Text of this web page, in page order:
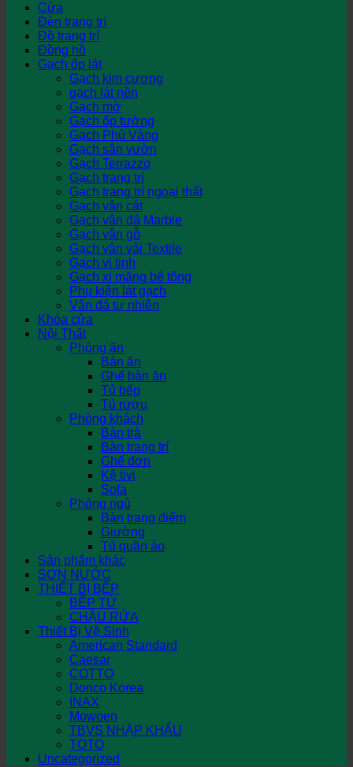
Cửa
Đèn trang trí
Đồ trang trí
Đồng hồ
Gạch ốp lát
Gạch kim cương
gạch lát nền
Gạch mờ
Gạch ốp tường
Gạch Phủ Vàng
Gạch sân vườn
Gạch Terrazzo
Gạch trang trí
Gạch trang trí ngoại thất
Gạch vân cát
Gạch vân đá Marble
Gạch vân gỗ
Gạch vân vải Textile
Gạch vi tinh
Gạch xi măng bê tông
Phụ kiện lát gạch
Vân đá tự nhiên
Khóa cửa
Nội Thất
Phòng ăn
Bàn ăn
Ghế bàn ăn
Tủ bếp
Tủ rượu
Phòng khách
Bàn trà
Bàn trang trí
Ghế đơn
Kệ tivi
Sofa
Phòng ngủ
Bàn trang điểm
Giường
Tủ quần áo
Sản phẩm khác
SƠN NƯỚC
THIẾT BỊ BẾP
BẾP TỪ
CHẬU RỬA
Thiết Bị Vệ Sinh
American Standard
Caesar
COTTO
Dorico Korea
INAX
Mowoen
TBVS NHẬP KHẨU
TOTO
Uncategorized